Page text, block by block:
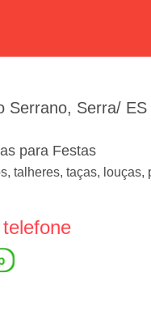
Serrano, Serra/ ES
para Festas
talheres, taças, louças,